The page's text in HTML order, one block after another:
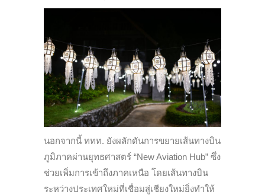
นอกจากนี้ ททท. ยังผลักดันการขยายเส้นทางบิน
ภูมิภาคผ่านยุทธศาสตร์ “New Aviation Hub” ซึ่ง
ช่วยเพิ่มการเข้าถึงภาคเหนือ โดยเส้นทางบิน
ระหว่างประเทศใหม่ที่เชื่อมสู่เชียงใหม่ยิ่งทำให้